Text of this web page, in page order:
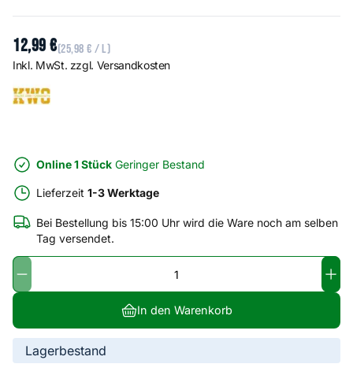
12,99€(25,98 € / l)
Inkl. MwSt. zzgl. Versandkosten
Online 1 Stück Geringer Bestand
Lieferzeit 1-3 Werktage
Bei Bestellung bis 15:00 Uhr wird die Ware noch am selben
Tag versendet.
In den Warenkorb
Lagerbestand